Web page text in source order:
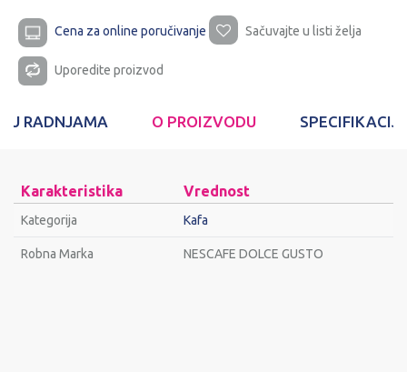
Cena za online poručivanje Sačuvajte u listi želja
Uporedite proizvod
U RADNJAMA O PROIZVODU
Karakteristika Vrednost
Kategorija Kafa
Robna Marka NESCAFE DOLCE GUSTO